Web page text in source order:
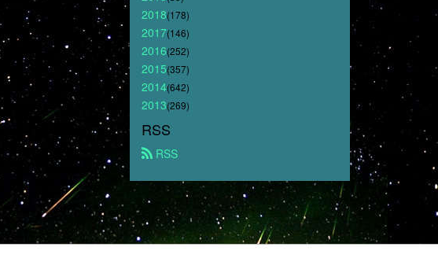
2018(178)
2017(146)
2016(252)
2015(357)
2014(642)
2013(269)
RSS
RSS